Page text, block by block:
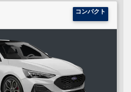
コンパクト